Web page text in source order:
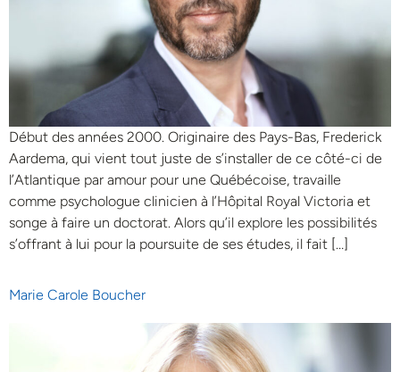
Début des années 2000. Originaire des Pays-Bas, Frederick
Aardema, qui vient tout juste de s’installer de ce côté-ci de
l’Atlantique par amour pour une Québécoise, travaille
comme psychologue clinicien à l’Hôpital Royal Victoria et
songe à faire un doctorat. Alors qu’il explore les possibilités
s’offrant à lui pour la poursuite de ses études, il fait […]
Marie Carole Boucher